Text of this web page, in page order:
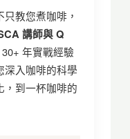
教您煮咖啡，
講師與 Q
年實戰經驗
深入咖啡的科學
，到一杯咖啡的